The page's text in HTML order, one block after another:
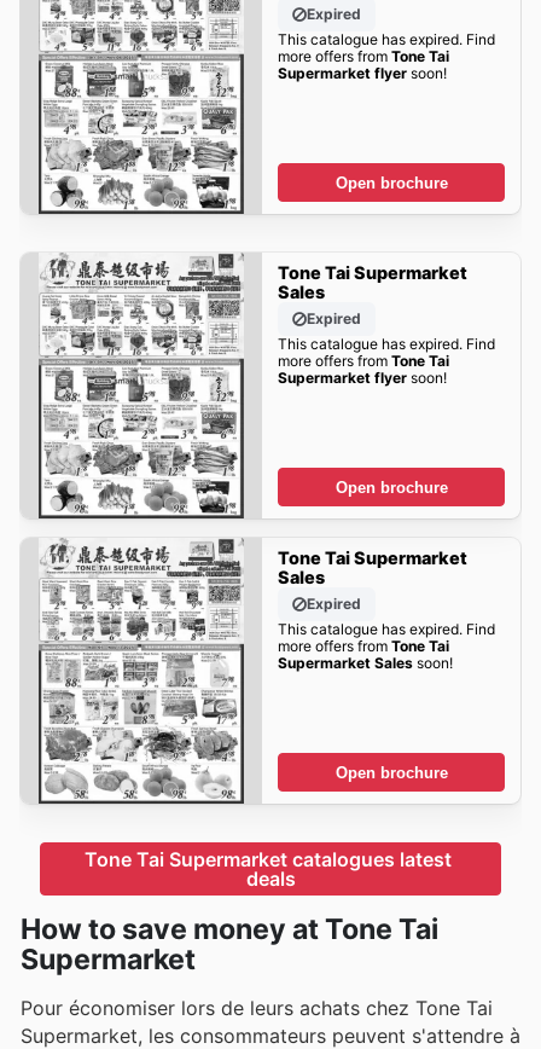
Expired
This catalogue has expired. Find
more offers from Tone Tai
Supermarket flyersoon!
Open brochure
Tone Tai Supermarket
Sales
Expired
This catalogue has expired. Find
more offers from Tone Tai
Supermarket flyersoon!
Open brochure
Tone Tai Supermarket
Sales
Expired
This catalogue has expired. Find
more offers from Tone Tai
Supermarket Salessoon!
Open brochure
Tone Tai Supermarket catalogues latest
deals
How to save money at Tone Tai
Supermarket
Pour économiser lors de leurs achats chez Tone Tai
Supermarket, les consommateurs peuvent s'attendre à